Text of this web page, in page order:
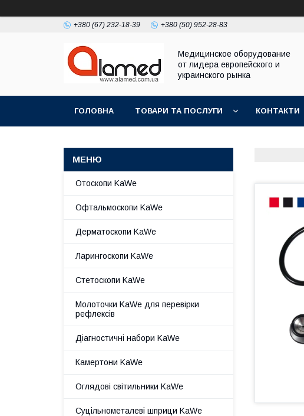
+380 (67) 232-18-39 +380 (50) 952-28-83
Медицинское оборудование
от лидера европейского и
украинского рынка
ГОЛОВНА ТОВАРИ ТА ПОСЛУГИ КОНТАКТИ
Отоскопи KaWe
Офтальмоскопи KaWe
Дерматоскопи KaWe
Ларингоскопи KaWe
Стетоскопи KaWe
Молоточки KaWe для перевірки
рефлексів
Діагностичні набори KaWe
Камертони KaWe
Оглядові світильники KaWe
Суцільнометалеві шприци KaWe